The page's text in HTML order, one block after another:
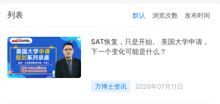
列表 默认 浏览次数 发布时间
SAT恢复，只是开始。 美国大学申请，
下一个变化可能是什么？
万博士资讯 2026年07月11日